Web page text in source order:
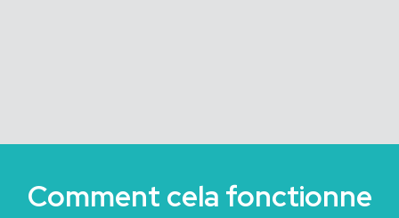
Comment cela fonctionne